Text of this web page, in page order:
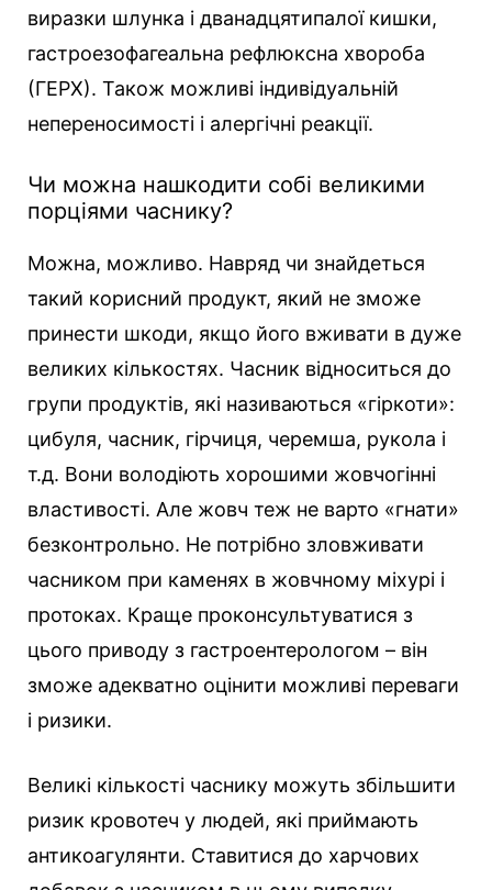
виразки шлунка і дванадцятипалої кишки,
гастроезофагеальна рефлюксна хвороба
(ГЕРХ). Також можливі індивідуальній
непереносимості і алергічні реакції.
Чи можна нашкодити собі великими
порціями часнику?
Можна, можливо. Навряд чи знайдеться
такий корисний продукт, який не зможе
принести шкоди, якщо його вживати в дуже
великих кількостях. Часник відноситься до
групи продуктів, які називаються «гіркоти»:
цибуля, часник, гірчиця, черемша, рукола і
т.д. Вони володіють хорошими жовчогінні
властивості. Але жовч теж не варто «гнати»
безконтрольно. Не потрібно зловживати
часником при каменях в жовчному міхурі і
протоках. Краще проконсультуватися з
цього приводу з гастроентерологом – він
зможе адекватно оцінити можливі переваги
і ризики.
Великі кількості часнику можуть збільшити
ризик кровотеч у людей, які приймають
антикоагулянти. Ставитися до харчових